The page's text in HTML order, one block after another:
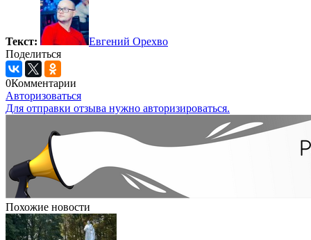
Текст:
Евгений Орехво
Поделиться
0Комментарии
Авторизоваться
Для отправки отзыва нужно авторизироваться.
Похожие новости